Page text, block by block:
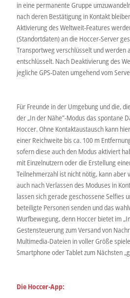
in eine permanente Gruppe
nach deren Bestätigung in Kontakt
Aktivierung des Weltweit-Features
(Standortdaten) an die Hoccer-Server
Transportweg verschlüsselt und werden
entschlüsselt. Nach Deaktivierung des
jegliche GPS-Daten umgehend vom
Für Freunde in der Umgebung und die,
der „In der Nähe”-Modus das spontane
Hoccer. Ohne Kontaktaustausch kann
einer Reichweite bis ca. 100 m
sofern diese auch den Modus aktiviert
mit Einzelnutzern oder die Erstellung
Teilnehmerzahl ist nicht nötig, kann aber
auch nach Verlassen des Moduses in
lassen sich gerade geschossene Selfies
beteiligte Personen senden und das
Wurfbewegung, denn Hoccer bietet im
Gestensteuerung zum Versand von
Multimedia-Dateien in voller Größe
Smartphone oder Tablet zum Nächsten
Die Hoccer-App: